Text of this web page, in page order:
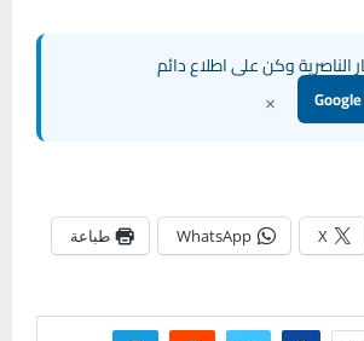
الناصرية وكن على اطلاع دائم
×
X
WhatsApp طباعة